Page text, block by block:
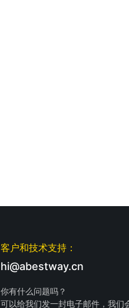
客户和技术支持：
hi@abestway.cn
你有什么问题吗？
可以给我们发一封电子邮件，我们